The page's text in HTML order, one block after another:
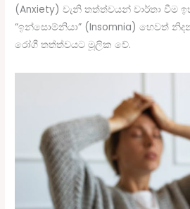
(Anxiety) වැනි තත්ත්වයන් වාර්තා වීම
“ඉන්සොම්නියා” (Insomnia) හෙවත්
රෝගී තත්ත්වයට මූලික වේ.